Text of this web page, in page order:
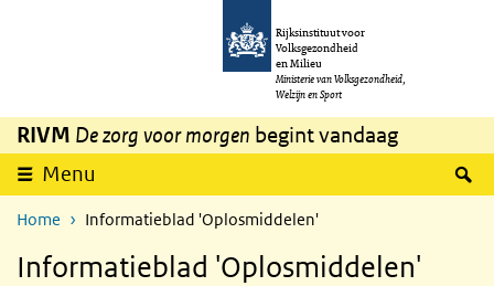
Overslaan en naar de inhoud gaan
Rijksinstituut voor
Volksgezondheid
en Milieu
Ministerie van Volksgezondheid,
Welzijn en Sport
RIVM De zorg voor morgen begint vandaag
Menu
Home Informatieblad 'Oplosmiddelen'
Informatieblad 'Oplosmiddelen'